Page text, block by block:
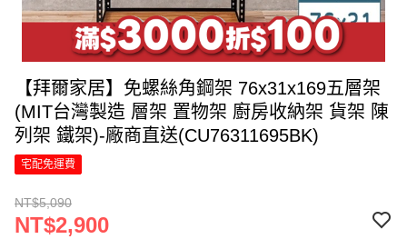
【拜爾家居】免螺絲角鋼架 76x31x169五層架
(MIT台灣製造 層架 置物架 廚房收納架 貨架 陳
列架 鐵架)-廠商直送(CU76311695BK)
宅配免運費
NT$5,090
NT$2,900